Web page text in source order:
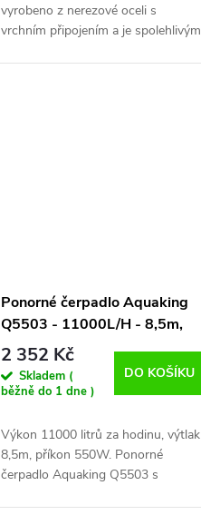
vyrobeno z nerezové oceli s
vrchním připojením a je spolehlivým
Ponorné čerpadlo Aquaking
Q5503 - 11000L/H - 8,5m,
550W
2 352 Kč
Skladem (
běžně do 1 dne )
DO KOŠÍKU
Výkon 11000 litrů za hodinu, výtlak
8,5m, příkon 550W. Ponorné
čerpadlo Aquaking Q5503 s